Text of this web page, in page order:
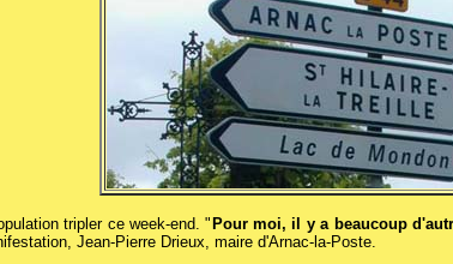
tripler ce week-end. " Pour moi, il y a beaucoup
Jean-Pierre Drieux, maire d'Arnac-la-Poste.